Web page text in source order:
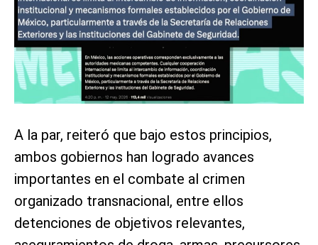
A la par, reiteró que bajo estos principios,
ambos gobiernos han logrado avances
importantes en el combate al crimen
organizado transnacional, entre ellos
detenciones de objetivos relevantes,